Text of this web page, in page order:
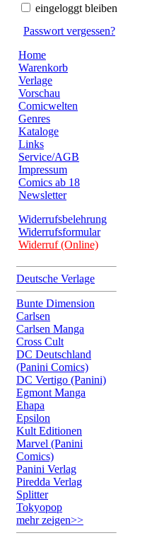
eingeloggt bleiben
Passwort vergessen?
Home
Warenkorb
Verlage
Vorschau
Comicwelten
Genres
Kataloge
Links
Service/AGB
Impressum
Comics ab 18
Newsletter
Widerrufsbelehrung
Widerrufsformular
Widerruf (Online)
Deutsche Verlage
Bunte Dimension
Carlsen
Carlsen Manga
Cross Cult
DC Deutschland
(Panini Comics)
DC Vertigo (Panini)
Egmont Manga
Ehapa
Epsilon
Kult Editionen
Marvel (Panini
Comics)
Panini Verlag
Piredda Verlag
Splitter
Tokyopop
mehr zeigen>>